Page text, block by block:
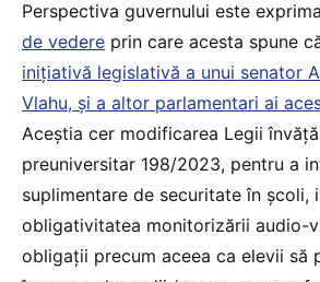
Perspectiva guvernului este
de vedere prin care acesta spune
inițiativă legislativă a unui senator
Vlahu, și a altor parlamentari ai
Aceștia cer modificarea Legii
preuniversitar 198/2023, pentru a
suplimentare de securitate în școli,
obligativitatea monitorizării audio-
obligații precum aceea ca elevii să